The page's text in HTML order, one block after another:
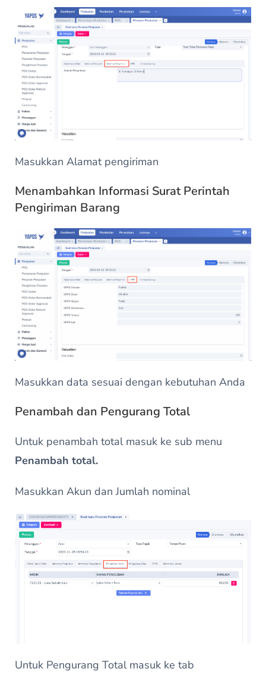
Masukkan Alamat pengiriman
Menambahkan Informasi Surat Perintah
Pengiriman Barang
Masukkan data sesuai dengan kebutuhan Anda
Penambah dan Pengurang Total
Untuk penambah total masuk ke sub menu
Penambah total.
Masukkan Akun dan Jumlah nominal
Untuk Pengurang Total masuk ke tab